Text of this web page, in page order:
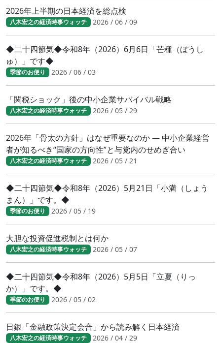
2026年上半期の日本経済を総点検
八木宏之の経済時事ウォッチ 2026 / 06 / 09
◆二十四節気◆令和8年（2026）6月6日「芒種（ぼうし
ゅ）」です◆
季節のお便り 2026 / 06 / 03
「関税ショック」後の中小企業サバイバル戦略
八木宏之の経済時事ウォッチ 2026 / 05 / 29
2026年「骨太の方針」はなぜ重要なのか ― 中小企業経営
者が知るべき“国家の方向性”と与党内のせめぎ合い
八木宏之の経済時事ウォッチ 2026 / 05 / 21
◆二十四節気◆令和8年（2026）5月21日「小満（しょう
まん）」です。◆
季節のお便り 2026 / 05 / 19
大胆な投資促進税制とは何か
八木宏之の経済時事ウォッチ 2026 / 05 / 07
◆二十四節気◆令和8年（2026）5月5日「立夏（りっ
か）」です。◆
季節のお便り 2026 / 05 / 02
日銀「金融政策決定会合」から読み解く日本経済
八木宏之の経済時事ウォッチ 2026 / 04 / 29